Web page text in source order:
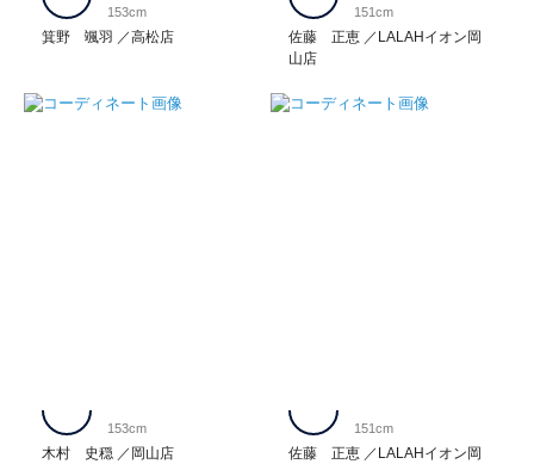
箕野 颯羽 高松店
153cm
佐藤 正恵
LALAHイオン岡
山店
151cm
木村 史穏 岡山店
153cm
佐藤 正恵
LALAHイオン岡
151cm